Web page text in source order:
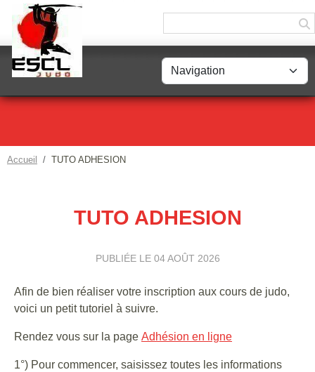
Accueil TUTO ADHESION
TUTO ADHESION
PUBLIÉE LE 04 AOÛT 2026
Afin de bien réaliser votre inscription aux cours de judo,
voici un petit tutoriel à suivre.
Rendez vous sur la page Adhésion en ligne
1°) Pour commencer, saisissez toutes les informations
Panneau de gestion des cookies